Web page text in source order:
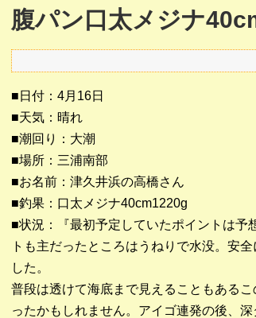
腹パン口太メジナ
■日付：4月16日
■天気：晴れ
■潮回り：大潮
■場所：三浦南部
■お名前：津久井浜の高橋さん
■釣果：口太メジナ40cm1220g
■状況：『最初予定していたポイントは予
トも主だったところはうねりで水没。安
した。
普段は透けて海底まで見えることもある
ったかもしれません。アイゴ連発の後、